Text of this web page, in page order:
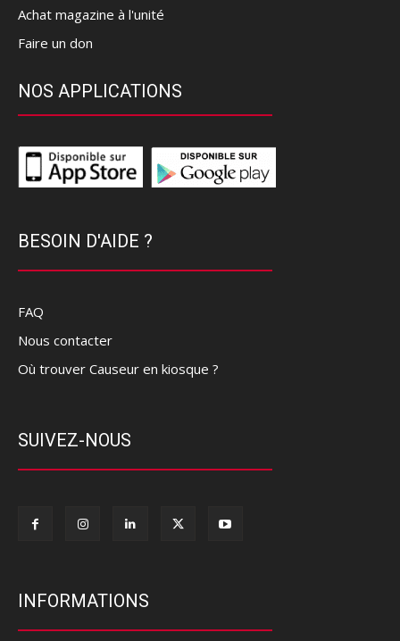
Achat magazine à l'unité
Faire un don
NOS APPLICATIONS
BESOIN D'AIDE ?
FAQ
Nous contacter
Où trouver Causeur en kiosque ?
SUIVEZ-NOUS
INFORMATIONS